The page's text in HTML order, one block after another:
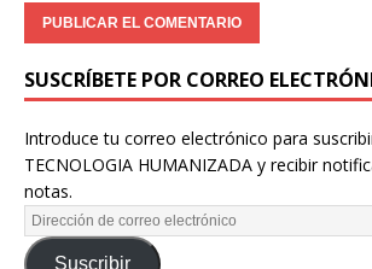
SUSCRÍBETE POR CORREO
Introduce tu correo electrónico para
TECNOLOGIA HUMANIZADA y recibir
notas.
Suscribir